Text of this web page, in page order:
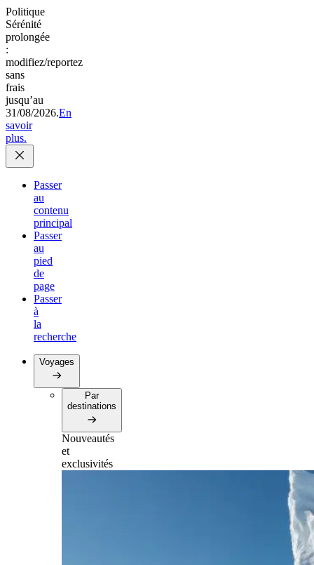
Politique
Sérénité
prolongée
:
modifiez/reportez
sans
frais
jusqu’au
31/08/2026.En
savoir
plus.
Passer
au
contenu
principal
Passer
au
pied
de
page
Passer
à
la
recherche
Voyages
Par
destinations
Nouveautés
et
exclusivités